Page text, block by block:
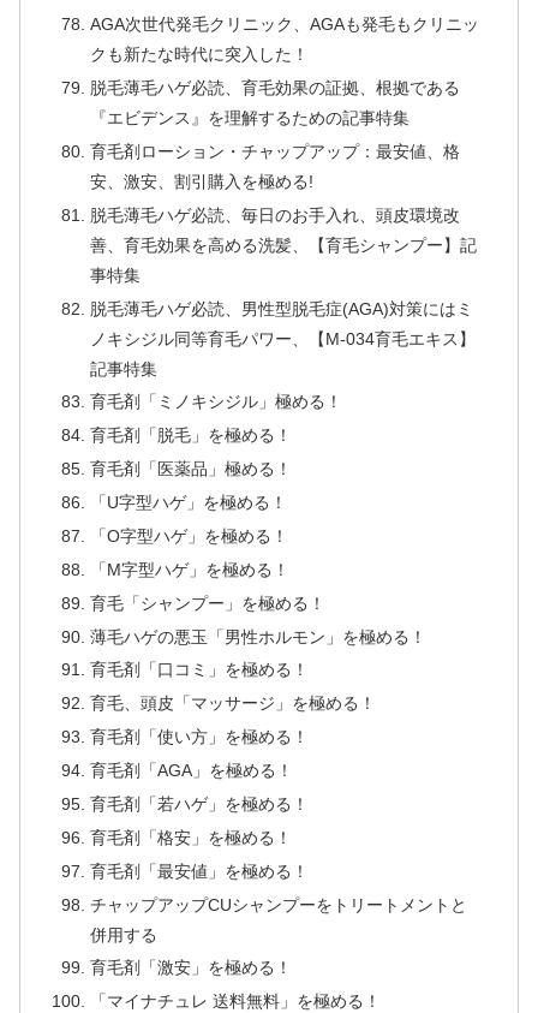
AGA次世代発毛クリニック、AGAも発毛もクリニッ
クも新たな時代に突入した！
脱毛薄毛ハゲ必読、育毛効果の証拠、根拠である
『エビデンス』を理解するための記事特集
育毛剤ローション・チャップアップ：最安値、格
安、激安、割引購入を極める!
脱毛薄毛ハゲ必読、毎日のお手入れ、頭皮環境改
善、育毛効果を高める洗髪、【育毛シャンプー】記
事特集
脱毛薄毛ハゲ必読、男性型脱毛症(AGA)対策にはミ
ノキシジル同等育毛パワー、【M-034育毛エキス】
記事特集
育毛剤「ミノキシジル」極める！
育毛剤「脱毛」を極める！
育毛剤「医薬品」極める！
「U字型ハゲ」を極める！
「O字型ハゲ」を極める！
「M字型ハゲ」を極める！
育毛「シャンプー」を極める！
薄毛ハゲの悪玉「男性ホルモン」を極める！
育毛剤「口コミ」を極める！
育毛、頭皮「マッサージ」を極める！
育毛剤「使い方」を極める！
育毛剤「AGA」を極める！
育毛剤「若ハゲ」を極める！
育毛剤「格安」を極める！
育毛剤「最安値」を極める！
チャップアップCUシャンプーをトリートメントと
併用する
育毛剤「激安」を極める！
「マイナチュレ 送料無料」を極める！